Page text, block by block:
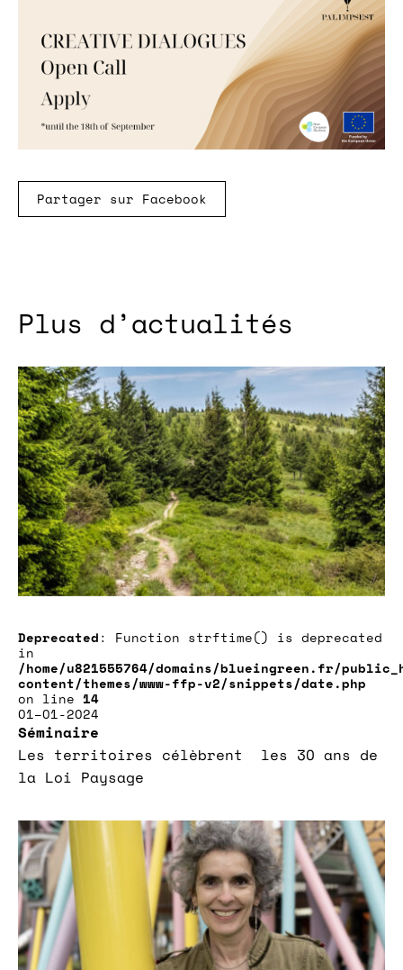
Partager sur Facebook
Plus d’actualités
Deprecated: Function strftime() is deprecated
in
/home/u821555764/domains/blueingreen.fr/
content/themes/www-ffp-v2/snippets/date.php
on line 14
01–01-2024
Séminaire
Les territoires célèbrent les 30 ans de
la Loi Paysage